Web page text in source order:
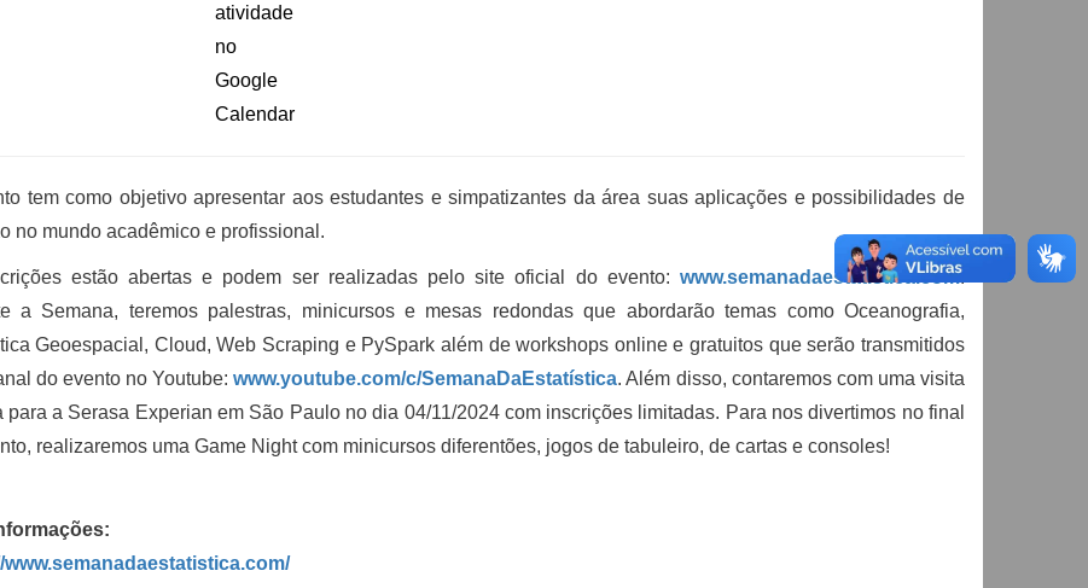
tem como objetivo apresentar aos estudantes e simpatizantes da área suas aplicações e possibilidades de
no mundo acadêmico e profissional.
estão abertas e podem ser realizadas pelo site oficial do evento: www.semanadaestatistica.com.
a Semana, teremos palestras, minicursos e mesas redondas que abordarão temas como Oceanografia,
Geoespacial, Cloud, Web Scraping e PySpark além de workshops online e gratuitos que serão transmitidos
do evento no Youtube:www.youtube.com/c/SemanaDaEstatística. Além disso, contaremos com uma visita
para a Serasa Experian em São Paulo no dia 04/11/2024 com inscrições limitadas. Para nos divertimos no final
realizaremos uma Game Night com minicursos diferentões, jogos de tabuleiro, de cartas e consoles!
www.semanadaestatistica.com/